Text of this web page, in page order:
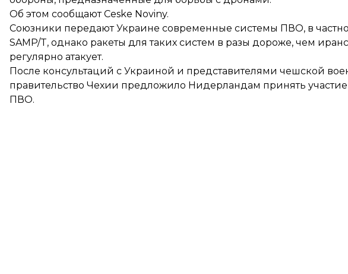
Об этом сообщаютCeske Noviny.
Союзники передают Украине современные системы ПВО, в
SAMP/T, однако ракеты для таких систем в разы дороже, чем
регулярно атакует.
После консультаций с Украиной и представителями чешской
правительство Чехии предложило Нидерландам принять
ПВО.